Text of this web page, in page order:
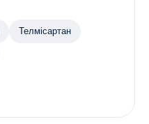
Телмісартан